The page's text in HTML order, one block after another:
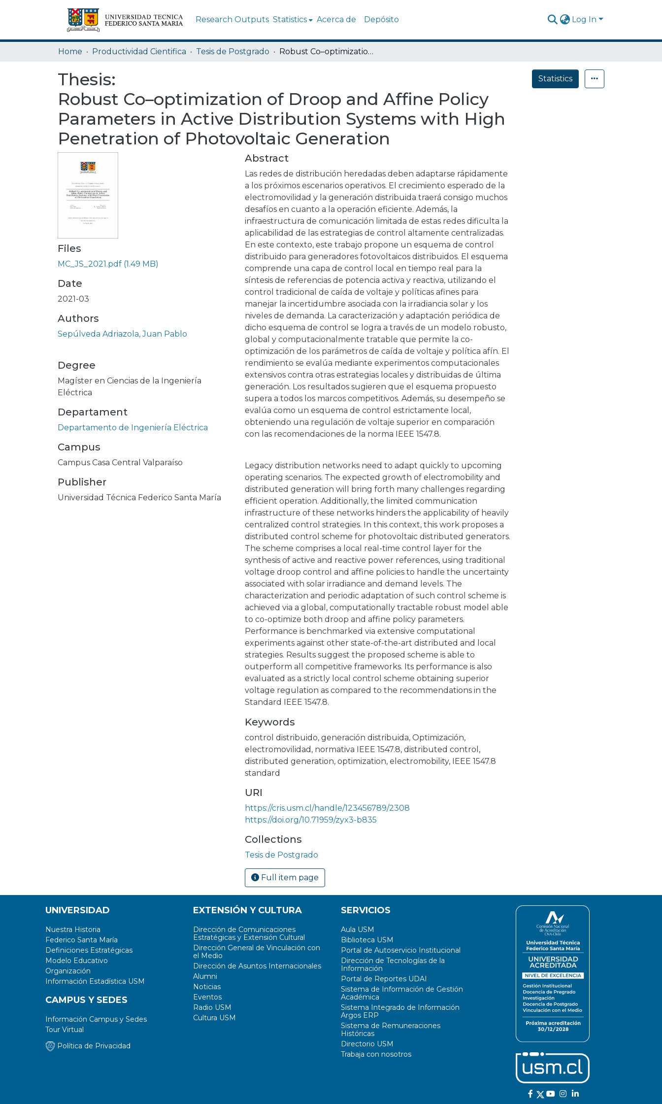
Research Outputs Statistics Acerca de Depósito Log In
Home Productividad Cientifica Tesis de Postgrado Robust Co–optimization of Droop and Affine Policy Parameters in Active Distribution Systems with High Penetration of Photovoltaic Generation
Thesis:
Robust Co–optimization of Droop and Affine Policy
Parameters in Active Distribution Systems with High
Penetration of Photovoltaic Generation
Statistics
Files
MC_JS_2021.pdf (1.49 MB)
Date
2021-03
Authors
Sepúlveda Adriazola, Juan Pablo
Degree
Magíster en Ciencias de la Ingeniería
Eléctrica
Departament
Departamento de Ingeniería Eléctrica
Campus
Campus Casa Central Valparaíso
Publisher
Universidad Técnica Federico Santa María
Abstract
Las redes de distribución heredadas deben adaptarse rápidamente
a los próximos escenarios operativos. El crecimiento esperado de la
electromovilidad y la generación distribuida traerá consigo muchos
desafíos en cuanto a la operación eficiente. Además, la
infraestructura de comunicación limitada de estas redes dificulta la
aplicabilidad de las estrategias de control altamente centralizadas.
En este contexto, este trabajo propone un esquema de control
distribuido para generadores fotovoltaicos distribuidos. El esquema
comprende una capa de control local en tiempo real para la
síntesis de referencias de potencia activa y reactiva, utilizando el
control tradicional de caída de voltaje y políticas afines para
manejar la incertidumbre asociada con la irradiancia solar y los
niveles de demanda. La caracterización y adaptación periódica de
dicho esquema de control se logra a través de un modelo robusto,
global y computacionalmente tratable que permite la co-
optimización de los parámetros de caída de voltaje y política afín. El
rendimiento se evalúa mediante experimentos computacionales
extensivos contra otras estrategias locales y distribuidas de última
generación. Los resultados sugieren que el esquema propuesto
supera a todos los marcos competitivos. Además, su desempeño se
evalúa como un esquema de control estrictamente local,
obteniendo una regulación de voltaje superior en comparación
con las recomendaciones de la norma IEEE 1547.8.
Legacy distribution networks need to adapt quickly to upcoming
operating scenarios. The expected growth of electromobility and
distributed generation will bring forth many challenges regarding
efficient operation. Additionally, the limited communication
infrastructure of these networks hinders the applicability of heavily
centralized control strategies. In this context, this work proposes a
distributed control scheme for photovoltaic distributed generators.
The scheme comprises a local real-time control layer for the
synthesis of active and reactive power references, using traditional
voltage droop control and affine policies to handle the uncertainty
associated with solar irradiance and demand levels. The
characterization and periodic adaptation of such control scheme is
achieved via a global, computationally tractable robust model able
to co-optimize both droop and affine policy parameters.
Performance is benchmarked via extensive computational
experiments against other state-of-the-art distributed and local
strategies. Results suggest the proposed scheme is able to
outperform all competitive frameworks. Its performance is also
evaluated as a strictly local control scheme obtaining superior
voltage regulation as compared to the recommendations in the
Standard IEEE 1547.8.
Keywords
control distribuido, generación distribuida, Optimización,
electromovilidad , normativa IEEE 1547.8, distributed control ,
distributed generation, optimization, electromobility, IEEE 1547.8
standard
URI
https://cris.usm.cl/handle/123456789/2308
https://doi.org/10.71959/zyx3-b835
Collections
Tesis de Postgrado
Full item page
UNIVERSIDAD
Nuestra Historia
Federico Santa María
Definiciones Estratégicas
Modelo Educativo
Organización
Información Estadística USM
CAMPUS Y SEDES
Información Campus y Sedes
Tour Virtual
Política de Privacidad
EXTENSIÓN Y CULTURA
Dirección de Comunicaciones
Estratégicas y Extensión Cultural
Dirección General de Vinculación con
el Medio
Dirección de Asuntos Internacionales
Alumni
Noticias
Eventos
Radio USM
Cultura USM
SERVICIOS
Aula USM
Biblioteca USM
Portal de Autoservicio Institucional
Dirección de Tecnologías de la
Información
Portal de Reportes UDAI
Sistema de Información de Gestión
Académica
Sistema Integrado de Información
Argos ERP
Sistema de Remuneraciones
Históricas
Directorio USM
Trabaja con nosotros